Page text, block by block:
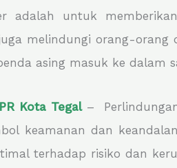
adalah untuk
melindungi orang-
asing masuk ke
Kota Tegal–
keamanan dan
terhadap risiko dan